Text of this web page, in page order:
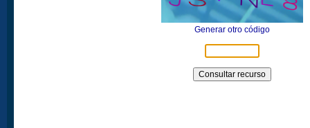
Generar otro código